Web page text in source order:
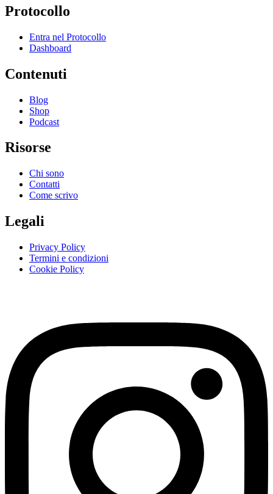
Protocollo
Entra nel Protocollo
Dashboard
Contenuti
Blog
Shop
Podcast
Risorse
Chi sono
Contatti
Come scrivo
Legali
Privacy Policy
Termini e condizioni
Cookie Policy